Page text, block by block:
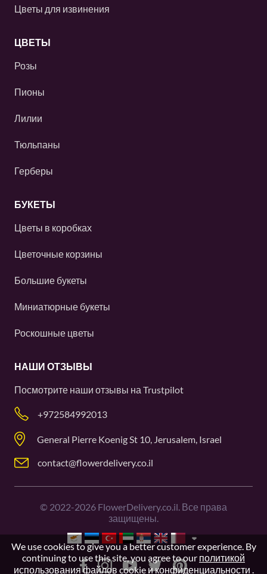
Цветы для извинения
ЦВЕТЫ
Розы
Пионы
Лилии
Тюльпаны
Герберы
БУКЕТЫ
Цветы в коробках
Цветочные корзины
Большие букеты
Миниатюрные букеты
Роскошные цветы
НАШИ ОТЗЫВЫ
Посмотрите наши отзывы на Trustpilot
+972584992013
General Pierre Koenig St 10, Jerusalem, Israel
contact@flowerdelivery.co.il
© 2022-2026 FlowerDelivery.co.il. Все права
защищены.
We use cookies to give you a better customer experience. By
continuing to use this site, you agree to our политикой
использования файлов cookie и конфиденциальности .